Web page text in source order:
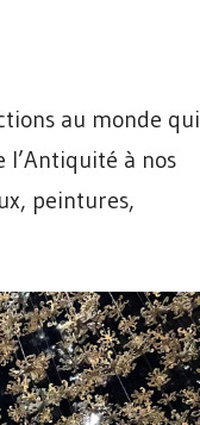
au monde qui
à nos
peintures,